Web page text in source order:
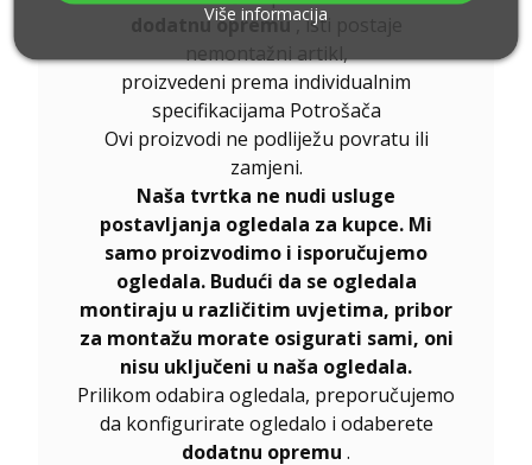
dodatnu opremu, isti postaje
nemontažni artikl,
proizvedeni prema individualnim
specifikacijama Potrošača
Ovi proizvodi ne podliježu povratu ili
zamjeni.
Naša tvrtka ne nudi usluge
postavljanja ogledala za kupce. Mi
samo proizvodimo i isporučujemo
ogledala. Budući da se ogledala
montiraju u različitim uvjetima, pribor
za montažu morate osigurati sami, oni
nisu uključeni u naša ogledala.
Prilikom odabira ogledala, preporučujemo
da konfigurirate ogledalo i odaberete
dodatnu opremu .
Više informacija